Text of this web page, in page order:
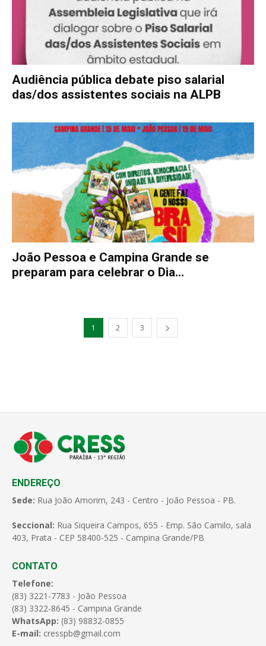
Audiência pública debate piso salarial
das/dos assistentes sociais na ALPB
João Pessoa e Campina Grande se
preparam para celebrar o Dia...
1 2 3
ENDEREÇO
Sede: Rua João Amorim, 243 - Centro - João Pessoa - PB.
Seccional: Rua Siqueira Campos, 655 - Emp. São Camilo, sala
403, Prata - CEP 58400-525 - Campina Grande/PB
CONTATO
Telefone:
(83) 3221-7783 - João Pessoa
(83) 3322-8645 - Campina Grande
WhatsApp: (83) 98832-0855
E-mail: cresspb@gmail.com